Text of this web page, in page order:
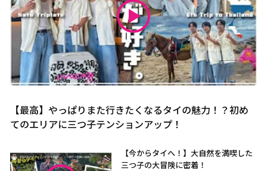
【最高】やっぱりまた行きたくなるタイの魅力！？初め
てのエリアに三つ子テンションアップ！
【今からタイへ！】大自然を満喫した
三つ子の大冒険に密着！